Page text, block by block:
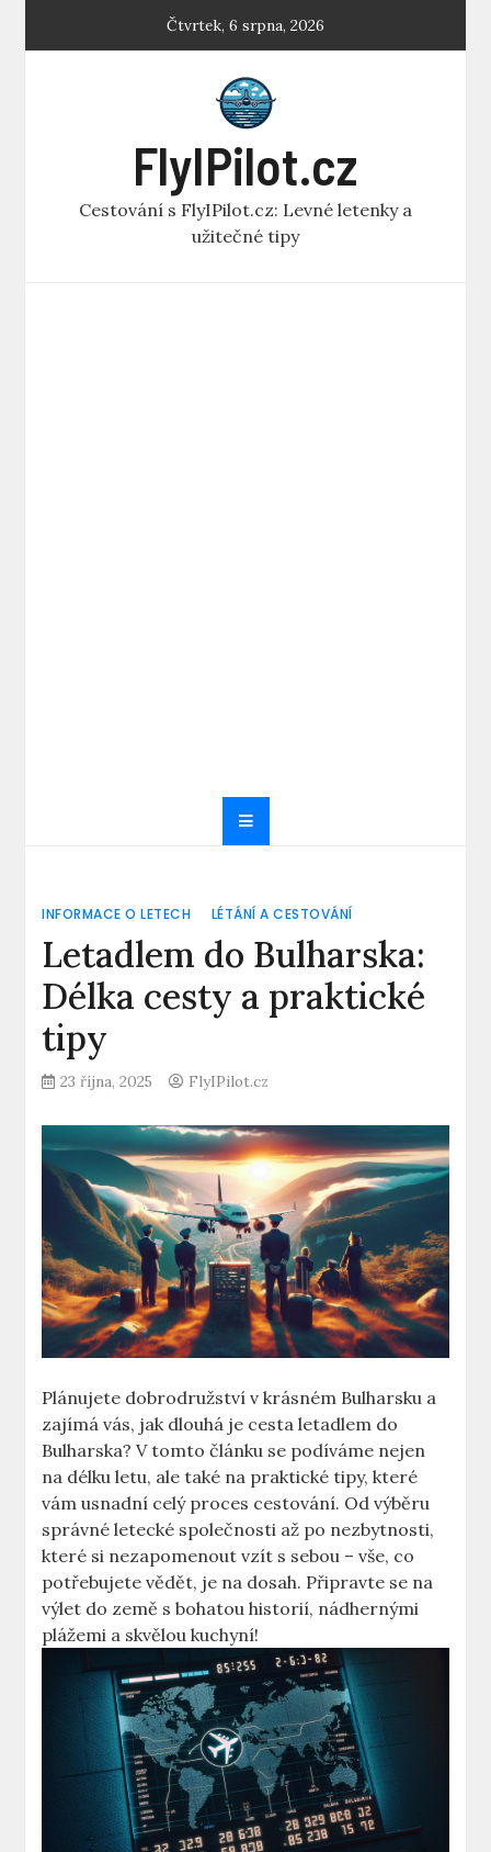
Čtvrtek, 6 srpna, 2026
FlyIPilot.cz
Cestování s FlyIPilot.cz: Levné letenky a
užitečné tipy
INFORMACE O LETECH LÉTÁNÍ A CESTOVÁNÍ
Letadlem do Bulharska:
Délka cesty a praktické
tipy
23 října, 2025 FlyIPilot.cz
Plánujete dobrodružství v krásném Bulharsku a
zajímá vás, jak dlouhá je cesta letadlem do
Bulharska? V tomto článku se podíváme nejen
na délku letu, ale také na praktické tipy, které
vám usnadní celý proces cestování. Od výběru
správné letecké společnosti až po nezbytnosti,
které si nezapomenout vzít s sebou – vše, co
potřebujete vědět, je na dosah. Připravte se na
výlet do země s bohatou historií, nádhernými
plážemi a skvělou kuchyní!